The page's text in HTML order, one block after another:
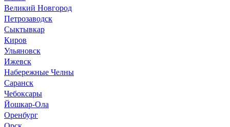
Великий Новгород
Петрозаводск
Сыктывкар
Киров
Ульяновск
Ижевск
Набережные Челны
Саранск
Чебоксары
Йошкар-Ола
Оренбург